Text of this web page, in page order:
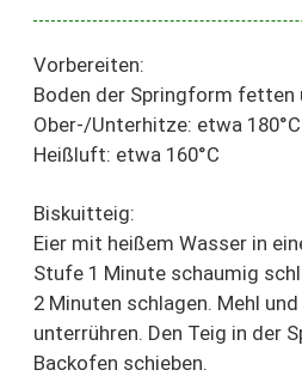
Vorbereiten:
Boden der Springform fetten
Ober-/Unterhitze: etwa 180°C
Heißluft: etwa 160°C
Biskuitteig:
Eier mit heißem Wasser in
Stufe 1 Minute schaumig
2 Minuten schlagen. Mehl
unterrühren. Den Teig in der
Backofen schieben.